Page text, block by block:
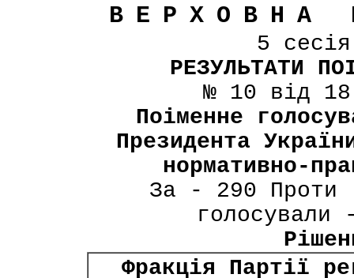
ВЕРХОВНА
5
РЕЗУЛЬТАТИ
№ 10 від
Поіменне
Президента
нормативно-
За - 290 Проти
Фракція Партії